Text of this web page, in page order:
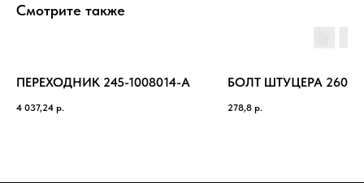
Смотрите также
ПЕРЕХОДНИК 245-1008014-А
4 037,24 р.
БОЛТ ШТУЦЕРА 260-
278,8 р.